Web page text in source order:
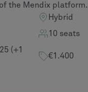
the Mendix platform.
Hybrid
10 seats
(+1
€1.400